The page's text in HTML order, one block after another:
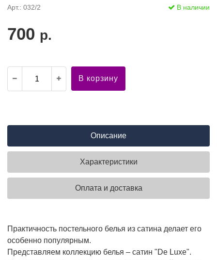
Арт.: 032/2 В наличии
700 р.
В корзину
Описание
Характеристики
Оплата и доставка
Практичность постельного белья из сатина делает его
особенно популярным.
Представляем коллекцию белья – сатин "De Luxe".